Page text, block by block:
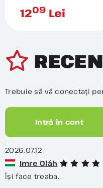
1209 Lei
Trebuie să vă conectați
Intră în cont
2026.07.12
Imre Oláh
Își face treaba.